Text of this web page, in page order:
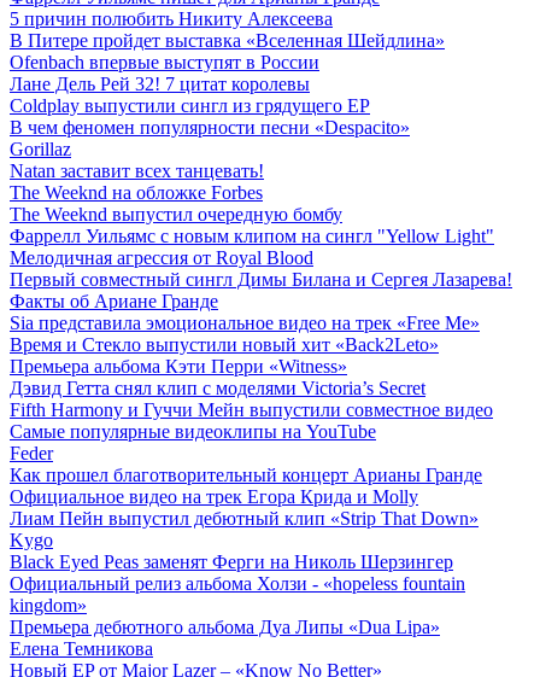
5 причин полюбить Никиту Алексеева
В Питере пройдет выставка «Вселенная Шейдлина»
Ofenbach впервые выступят в России
Лане Дель Рей 32! 7 цитат королевы
Coldplay выпустили сингл из грядущего EP
В чем феномен популярности песни «Despacito»
Gorillaz
Natan заставит всех танцевать!
The Weeknd на обложке Forbes
The Weeknd выпустил очередную бомбу
Фаррелл Уильямс с новым клипом на сингл "Yellow Light"
Мелодичная агрессия от Royal Blood
Первый совместный сингл Димы Билана и Сергея Лазарева!
Факты об Ариане Гранде
Sia представила эмоциональное видео на трек «Free Me»
Время и Стекло выпустили новый хит «Back2Leto»
Премьера альбома Кэти Перри «Witness»
Дэвид Гетта снял клип с моделями Victoria’s Secret
Fifth Harmony и Гуччи Мейн выпустили совместное видео
Самые популярные видеоклипы на YouTube
Feder
Как прошел благотворительный концерт Арианы Гранде
Официальное видео на трек Егора Крида и Molly
Лиам Пейн выпустил дебютный клип «Strip That Down»
Kygo
Black Eyed Peas заменят Ферги на Николь Шерзингер
Официальный релиз альбома Холзи - «hopeless fountain
kingdom»
Премьера дебютного альбома Дуа Липы «Dua Lipa»
Елена Темникова
Новый EP от Major Lazer – «Know No Better»